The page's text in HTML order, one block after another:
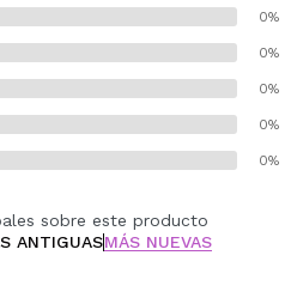
o como extra de cuidado
0%
0%
0%
0%
0%
sobre este producto
ANTIGUASMÁS NUEVAS